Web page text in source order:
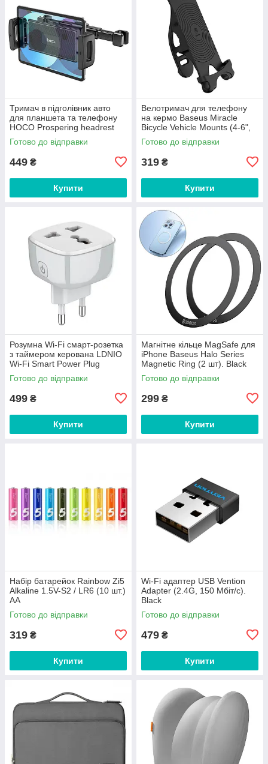
Тримач в підголівник авто
для планшета та телефону
HOCO Prospering headrest
car (4.7-12.9"). Black
Готово до відправки
449 ₴
Купити
Велотримач для телефону
на кермо Baseus Miracle
Bicycle Vehicle Mounts (4-6",
силікон алюміній). Black
Готово до відправки
319 ₴
Купити
Розумна Wi-Fi смарт-розетка
з таймером керована LDNIO
Wi-Fi Smart Power Plug
(2500W 10A 2.4Ghz). White
Готово до відправки
499 ₴
Купити
Магнітне кільце MagSafe для
iPhone Baseus Halo Series
Magnetic Ring (2 шт). Black
Готово до відправки
299 ₴
Купити
Набір батарейок Rainbow Zi5
Alkaline 1.5V-S2 / LR6 (10 шт.)
AA
Готово до відправки
319 ₴
Купити
Wi-Fi адаптер USB Vention
Adapter (2.4G, 150 Мбіт/с).
Black
Готово до відправки
479 ₴
Купити